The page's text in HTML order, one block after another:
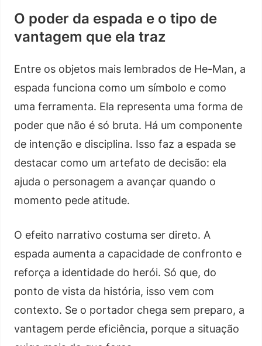
O poder da espada e o tipo de
vantagem que ela traz
Entre os objetos mais lembrados de He-Man, a
espada funciona como um símbolo e como
uma ferramenta. Ela representa uma forma de
poder que não é só bruta. Há um componente
de intenção e disciplina. Isso faz a espada se
destacar como um artefato de decisão: ela
ajuda o personagem a avançar quando o
momento pede atitude.
O efeito narrativo costuma ser direto. A
espada aumenta a capacidade de confronto e
reforça a identidade do herói. Só que, do
ponto de vista da história, isso vem com
contexto. Se o portador chega sem preparo, a
vantagem perde eficiência, porque a situação